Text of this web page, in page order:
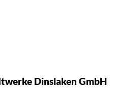
Dinslaken GmbH